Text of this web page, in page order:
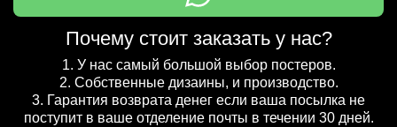
Почему стоит заказать у нас?
1. У нас самый большой выбор постеров.
2. Собственные дизаины, и производство.
3. Гарантия возврата денег если ваша посылка не
поступит в ваше отделение почты в течении 30 дней.